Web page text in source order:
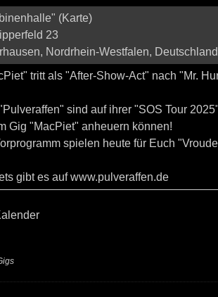
(Karte)
23
Nordrhein-Westfalen,
tritt als "After-Show-Act" nach "Mr.
sind auf ihrer "SOS Tour
Gig "MacPiet" anheuern können!
spielen heute für Euch
gibt es auf www.pulveraffen.de